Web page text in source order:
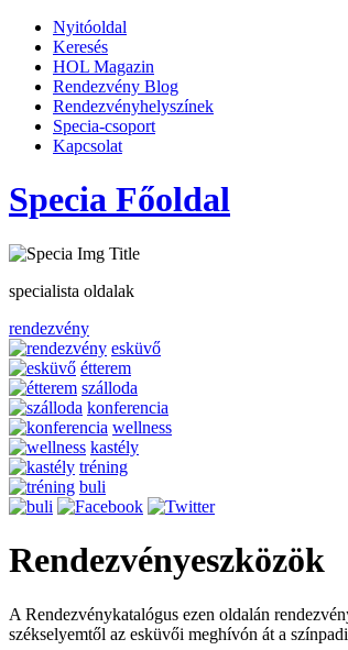
Nyitóoldal
Keresés
HOL Magazin
Rendezvény Blog
Rendezvényhelyszínek
Specia-csoport
Kapcsolat
Specia Főoldal
specialista oldalak
rendezvény
esküvő
étterem
szálloda
konferencia
wellness
kastély
tréning
buli
Rendezvényeszközök
A Rendezvénykatalógus ezen oldalán
székselyemtől az esküvői meghívón át a